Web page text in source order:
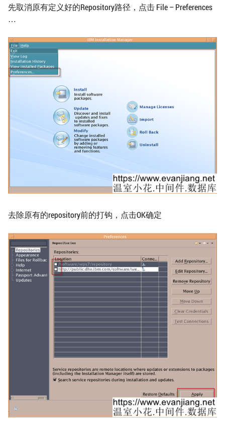
先取消原有定义好的Repository路径，点击 File – Preferences
…
去除原有的repository前的打钩，点击OK确定